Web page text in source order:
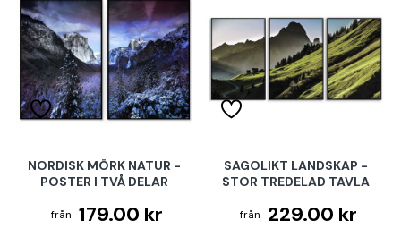
NORDISK MÖRK NATUR -
POSTER I TVÅ DELAR
179.00 kr
SAGOLIKT LANDSKAP -
STOR TREDELAD TAVLA
229.00 kr